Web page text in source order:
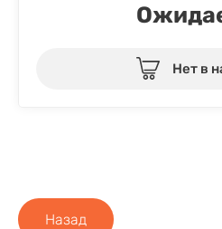
Нет в
Назад